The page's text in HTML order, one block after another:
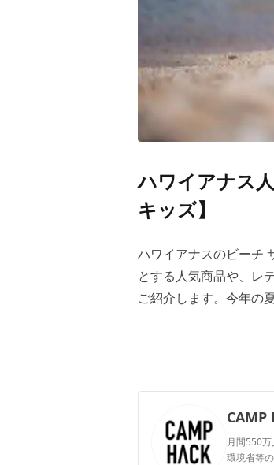
ハワイアナス
キッズ】
ハワイアナスのビーチ
とする人気商品や、レ
ご紹介します。今年の
CAMP
月間550
環境省等